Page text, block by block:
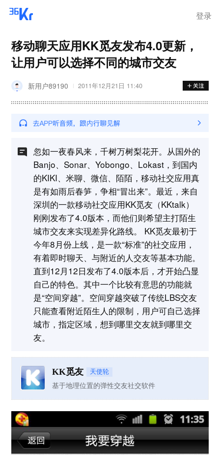
登录
移动聊天应用KK觅友发布4.0更新，
让用户可以选择不同的城市交友
新用户89190 2011年12月21日 11:40
忽如一夜春风来，千树万树梨花开。从国外的
Banjo、Sonar、Yobongo、Lokast，到国内
的KIKI、米聊、微信、陌陌，移动社交应用真
是有如雨后春笋，争相“冒出来”。最近，来自
深圳的一款移动社交应用KK觅友（KKtalk）
刚刚发布了4.0版本，而他们则希望主打陌生
城市交友来实现差异化路线。 KK觅友最初于
今年8月份上线，是一款“标准”的社交应用，
有着即时聊天、与附近的人交友等基本功能。
直到12月12日发布了4.0版本后，才开始凸显
自己的特色。其中一个比较有意思的功能就
是“空间穿越”。空间穿越突破了传统LBS交友
只能查看附近陌生人的限制，用户可自己选择
城市，指定区域，想到哪里交友就到哪里交
友。
KK觅友 天使轮
基于地理位置的弹性交友社交软件